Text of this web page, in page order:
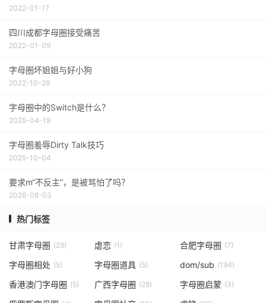
2022-01-17
四川成都字母圈接受痛苦
2022-01-09
字母圈坏姐姐与好小狗
2022-10-29
字母圈中的Switch是什么？
2025-04-19
字母圈羞辱Dirty Talk技巧
2025-10-04
要求m“不反主”，是被骂怕了吗？
2026-08-03
热门标签
甘肃字母圈 (29) 虐恋 (1) 合肥字母圈 (7)
字母圈相处 (5) 字母圈道具 (5) dom/sub (194)
香港澳门字母圈 (5) 广西字母圈 (28) 字母圈启蒙 (3)